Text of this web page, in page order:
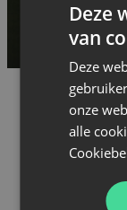
Er is nog geen
beschikbaar.
Deze
van
Deze
onze
alle